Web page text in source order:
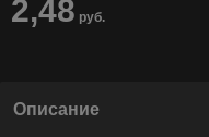
2,48 руб.
Описание